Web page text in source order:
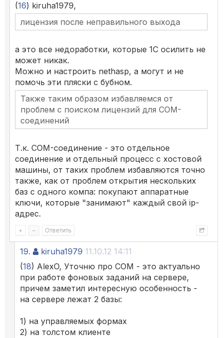
(16) kiruha1979,
лицензия после неправильного выхода
а это все недоработки, которые 1С осилить не
может никак.
Можно и настроить nethasp, а могут и не
помочь эти пляски с бубном.
Также таким образом избавляемся от
проблем с поиском лицензий для COM-
соединений
Т.к. COM-соединение - это отдельное
соединение и отдельный процесс с хостовой
машины, от таких проблем избавляются точно
также, как от проблем открытия нескольких
баз с одного компа: покупают аппаратные
ключи, которые "занимают" каждый свой ip-
адрес.
+ – Ответить
19. kiruha1979 11.10.12 14:11
(18) AlexO, Уточню про COM - это актуально
при работе фоновых заданий на сервере,
причем заметил интересную особенность -
на сервере лежат 2 базы:
1) на управляемых формах
2) на толстом клиенте